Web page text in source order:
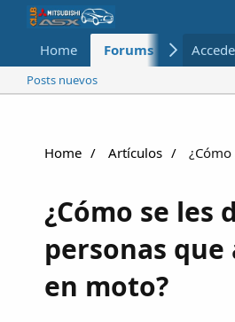
Home Forums Nuevo
Posts nuevos
Home Artículos
¿Cómo se les
personas que
en moto?